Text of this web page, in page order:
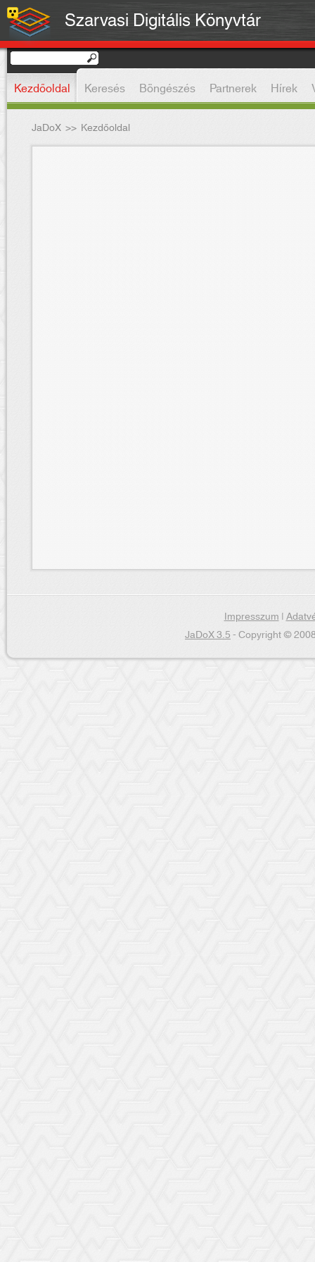
Szarvasi Digitális Könyvtár
Kezdőoldal Keresés Böngészés Partnerek Hírek
JaDoX >> Kezdőoldal
Impresszum|
JaDoX 3.5- Copyright ©